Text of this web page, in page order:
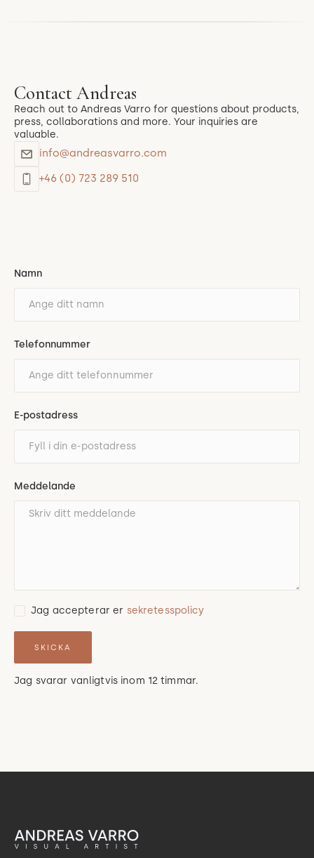
Contact Andreas
Reach out to Andreas Varro for questions about products,
press, collaborations and more. Your inquiries are
valuable.
info@andreasvarro.com
+46 (0) 723 289 510
Namn
Telefonnummer
E-postadress
Meddelande
Jag accepterar er sekretesspolicy
Jag svarar vanligtvis inom 12 timmar.